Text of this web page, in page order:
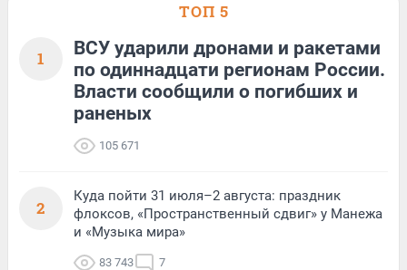
ТОП 5
1
ВСУ ударили дронами и ракетами
по одиннадцати регионам России.
Власти сообщили о погибших и
раненых
105 671
2
Куда пойти 31 июля–2 августа: праздник
флоксов, «Пространственный сдвиг» у Манежа
и «Музыка мира»
83 743 7